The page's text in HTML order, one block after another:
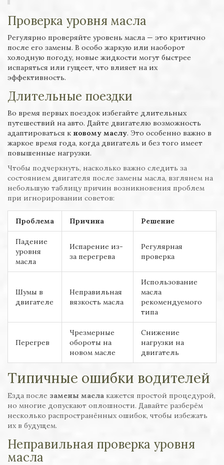
Проверка уровня масла
Регулярно проверяйте уровень масла — это критично
после его замены. В особо жаркую или наоборот
холодную погоду, новые жидкости могут быстрее
испаряться или гущеет, что влияет на их
эффективность.
Длительные поездки
Во время первых поездок избегайте длительных
путешествий на авто. Дайте двигателю возможность
адаптироваться к новому маслу. Это особенно важно в
жаркое время года, когда двигатель и без того имеет
повышенные нагрузки.
Чтобы подчеркнуть, насколько важно следить за
состоянием двигателя после замены масла, взглянем на
небольшую таблицу причин возникновения проблем
при игнорировании советов:
Проблема Причина Решение
Падение
уровня
масла
Испарение из-
за перегрева
Регулярная
проверка
Шумы в
двигателе
Неправильная
вязкость масла
Использование
масла
рекомендуемого
типа
Перегрев
Чрезмерные
обороты на
новом масле
Снижение
нагрузки на
двигатель
Типичные ошибки водителей
Езда после замены масла кажется простой процедурой,
но многие допускают оплошности. Давайте разберём
несколько распространённых ошибок, чтобы избежать
их в будущем.
Неправильная проверка уровня
масла